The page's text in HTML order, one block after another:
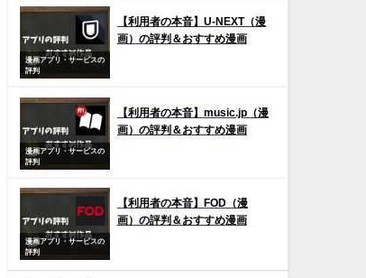
漫画アプリ・サービスの
評判
【利用者の本音】U-NEXT（漫
画）の評判＆おすすめ漫画
漫画アプリ・サービスの
評判
【利用者の本音】music.jp（漫
画）の評判＆おすすめ漫画
漫画アプリ・サービスの
評判
【利用者の本音】FOD（漫
画）の評判＆おすすめ漫画